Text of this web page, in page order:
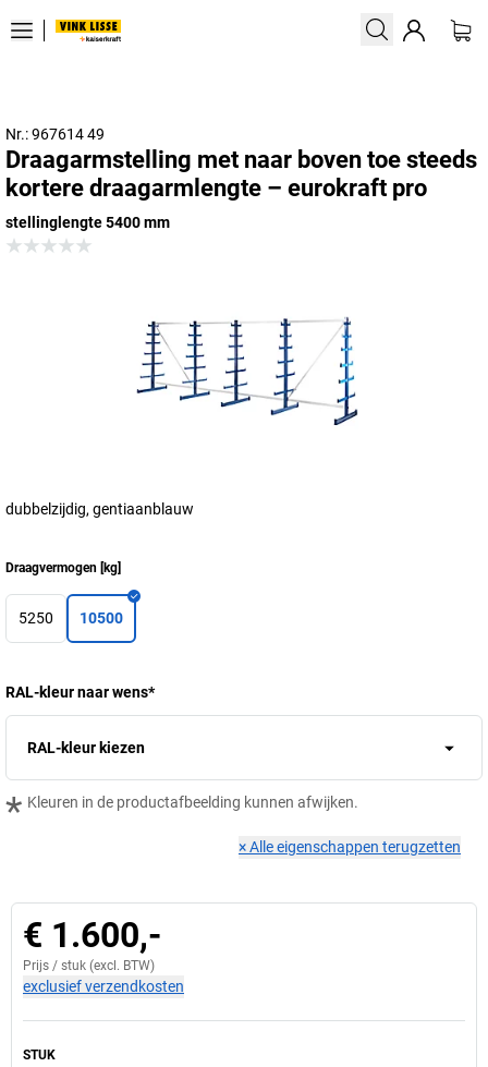
Nr.: 967614 49
Draagarmstelling met naar boven toe steeds
kortere draagarmlengte – eurokraft pro
stellinglengte 5400 mm
dubbelzijdig, gentiaanblauw
Draagvermogen [kg]
5250 10500
RAL-kleur naar wens*
RAL-kleur kiezen
* Kleuren in de productafbeelding kunnen afwijken.
×Alle eigenschappen terugzetten
€ 1.600,-
Prijs / stuk (excl. BTW)
exclusief verzendkosten
STUK